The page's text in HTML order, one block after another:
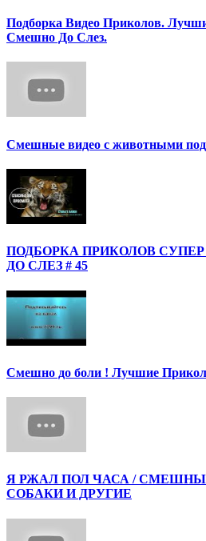
Подборка Видео Приколов.
Смешно До Слез.
Смешные видео с животными
ПОДБОРКА ПРИКОЛОВ
ДО СЛЕЗ # 45
Смешно до боли ! Лучшие
Я РЖАЛ ПОЛ ЧАСА /
СОБАКИ И ДРУГИЕ